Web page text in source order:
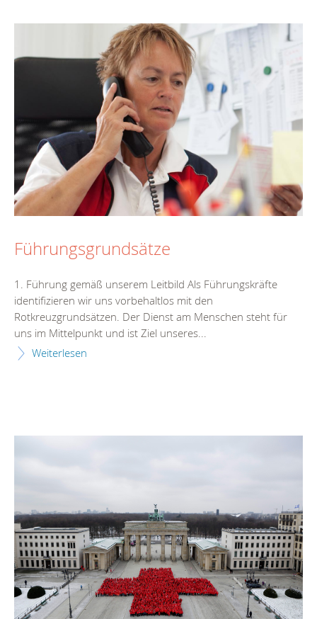
Führungsgrundsätze
1. Führung gemäß unserem Leitbild Als Führungskräfte
identifizieren wir uns vorbehaltlos mit den
Rotkreuzgrundsätzen. Der Dienst am Menschen steht für
uns im Mittelpunkt und ist Ziel unseres...
Weiterlesen